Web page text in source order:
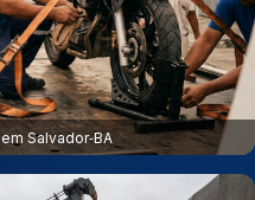
Salvador‑BA